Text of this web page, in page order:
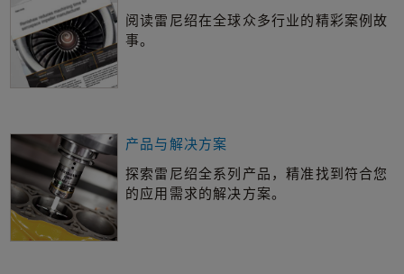
阅读雷尼绍在全球众多行业的精彩案例故
事。
产品与解决方案
探索雷尼绍全系列产品，精准找到符合您
的应用需求的解决方案。